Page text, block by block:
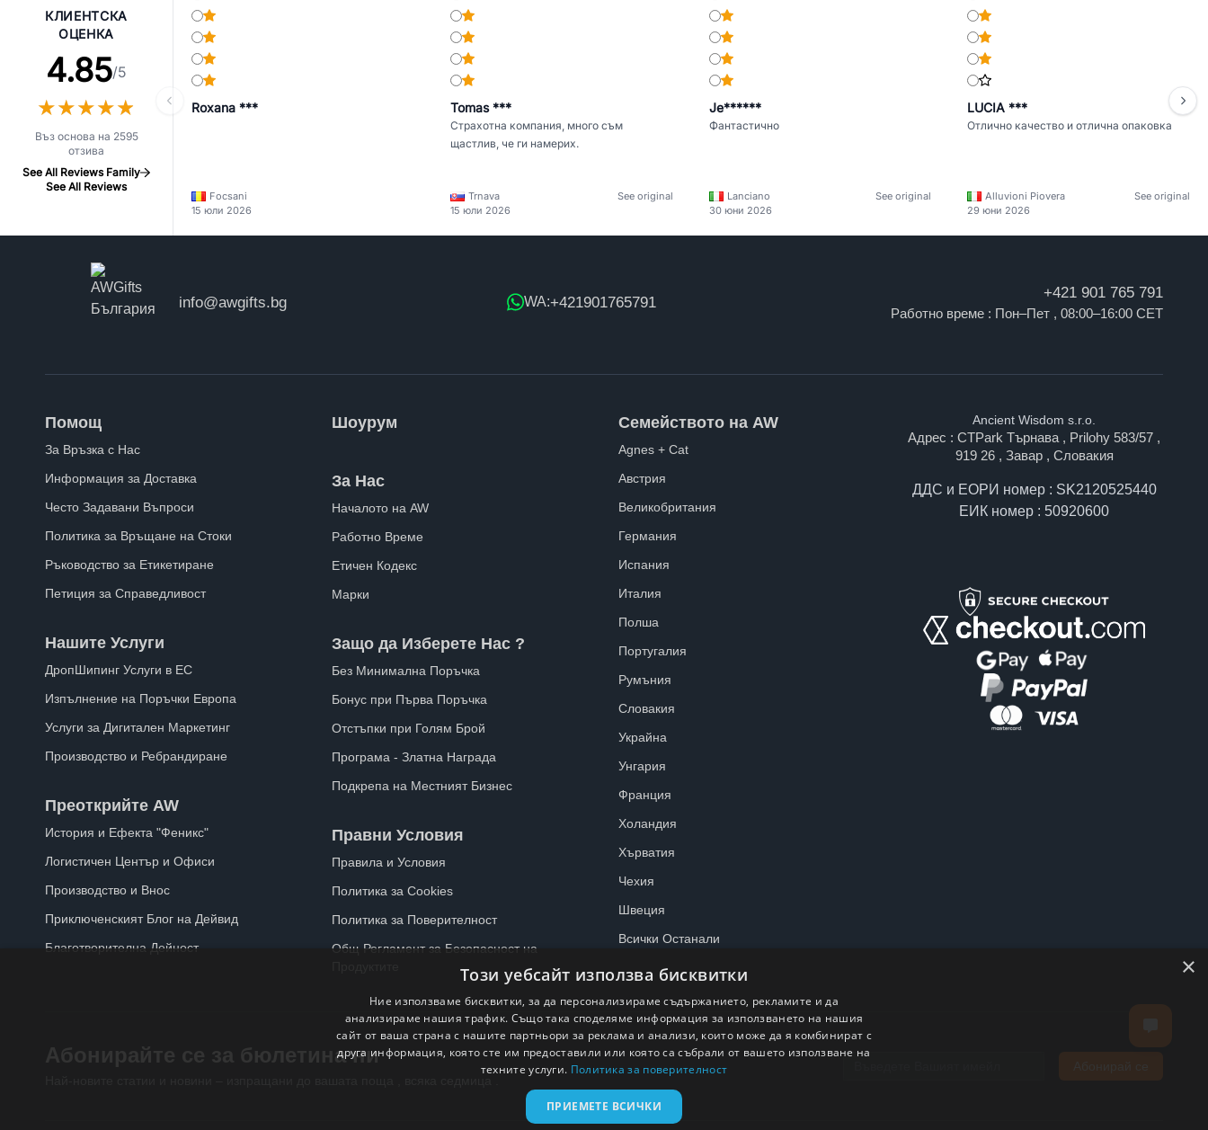
КЛИЕНТСКА
ОЦЕНКА
4.85/5
★★★★★
★★★★★
Въз основа на 2595
отзива
See All Reviews Family
See All Reviews
Roxana ***
Focsani
15 юли 2026
Tomas ***
Страхотна компания, много съм
щастлив, че ги намерих.
Trnava
See original
15 юли 2026
Je******
Фантастично
Lanciano
See original
30 юни 2026
LUCIA ***
Отлично качество и отлична опаковка
Alluvioni Piovera
See original
29 юни 2026
info@awgifts.bg WA:+421901765791
+421 901 765 791
Работно време : Пон–Пет , 08:00–16:00 CET
Помощ
За Връзка с Нас
Информация за Доставка
Често Задавани Въпроси
Политика за Връщане на Стоки
Ръководство за Етикетиране
Петиция за Справедливост
Нашите Услуги
ДропШипинг Услуги в ЕС
Изпълнение на Поръчки Европа
Услуги за Дигитален Маркетинг
Производство и Ребрандиране
Преоткрийте AW
История и Ефекта "Феникс"
Логистичен Център и Офиси
Производство и Внос
Приключенският Блог на Дейвид
Благотворителна Дейност
Шоурум
За Нас
Началото на AW
Работно Време
Етичен Кодекс
Марки
Защо да Изберете Нас ?
Без Минимална Поръчка
Бонус при Първа Поръчка
Отстъпки при Голям Брой
Програма - Златна Награда
Подкрепа на Местният Бизнес
Правни Условия
Правила и Условия
Политика за Cookies
Политика за Поверителност
Общ Регламент за Безопасност на
Семейството на AW
Agnes + Cat
Австрия
Великобритания
Германия
Испания
Италия
Полша
Португалия
Румъния
Словакия
Украйна
Унгария
Франция
Холандия
Хърватия
Чехия
Швеция
Всички Останали
Ancient Wisdom s.r.o.
Адрес : CTPark Търнава , Prilohy 583/57 ,
919 26 , Завар , Словакия
ДДС и ЕОРИ номер : SK2120525440
ЕИК номер : 50920600
Абонирайте се за бюлетина ни
×
Този уебсайт използва бисквитки
Ние използваме бисквитки, за да персонализираме съдържанието, рекламите и да
анализираме нашия трафик. Също така споделяме информация за използването на нашия
сайт от ваша страна с нашите партньори за реклама и анализи, които може да я комбинират с
друга информация, която сте им предоставили или която са събрали от вашето използване на
техните услуги. Политика за поверителност
ПРИЕМЕТЕ ВСИЧКИ